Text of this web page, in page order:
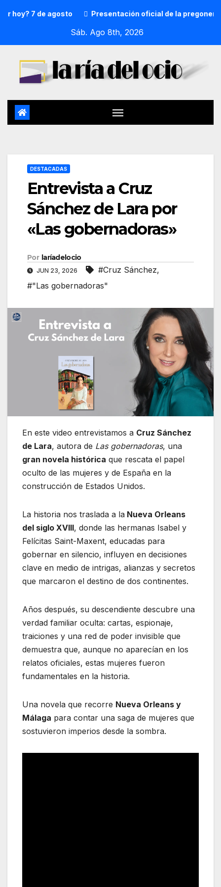
7 de agosto Presentación oficial de la pregonera y
Sáb. Ago 8th, 2026
DESTACADAS
Entrevista a Cruz
Sánchez de Lara por
«Las gobernadoras»
Por laríadelocio
JUN 23, 2026 #Cruz Sánchez,
#"Las gobernadoras"
En este video entrevistamos a Cruz Sánchez
de Lara, autora de Las gobernadoras, una
gran novela histórica que rescata el papel
oculto de las mujeres y de España en la
construcción de Estados Unidos.
La historia nos traslada a la Nueva Orleans
del siglo XVIII, donde las hermanas Isabel y
Felícitas Saint-Maxent, educadas para
gobernar en silencio, influyen en decisiones
clave en medio de intrigas, alianzas y secretos
que marcaron el destino de dos continentes.
Años después, su descendiente descubre una
verdad familiar oculta: cartas, espionaje,
traiciones y una red de poder invisible que
demuestra que, aunque no aparecían en los
relatos oficiales, estas mujeres fueron
fundamentales en la historia.
Una novela que recorre Nueva Orleans y
Málaga para contar una saga de mujeres que
sostuvieron imperios desde la sombra.